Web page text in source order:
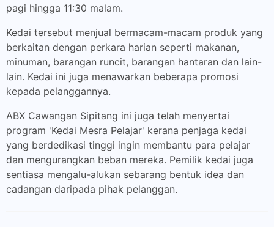
pagi hingga 11:30 malam.
Kedai tersebut menjual bermacam-macam produk yang
berkaitan dengan perkara harian seperti makanan,
minuman, barangan runcit, barangan hantaran dan lain-
lain. Kedai ini juga menawarkan beberapa promosi
kepada pelanggannya.
ABX Cawangan Sipitang ini juga telah menyertai
program 'Kedai Mesra Pelajar' kerana penjaga kedai
yang berdedikasi tinggi ingin membantu para pelajar
dan mengurangkan beban mereka. Pemilik kedai juga
sentiasa mengalu-alukan sebarang bentuk idea dan
cadangan daripada pihak pelanggan.